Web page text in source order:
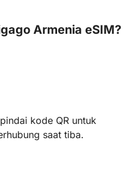
Armenia eSIM?
kode QR untuk
saat tiba.